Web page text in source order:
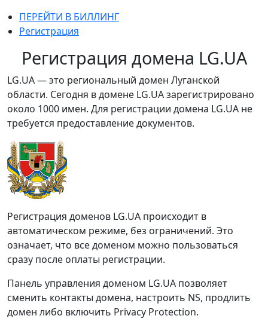
ПЕРЕЙТИ В БИЛЛИНГ
Регистрация
Регистрация домена LG.UA
LG.UA — это региональный домен Луганской
области. Сегодня в домене LG.UA зарегистрировано
около 1000 имен. Для регистрации домена LG.UA не
требуется предоставление документов.
Регистрация доменов LG.UA происходит в
автоматическом режиме, без ограничений. Это
означает, что все доменом можно пользоваться
сразу после оплаты регистрации.
Панель управления доменом LG.UA позволяет
сменить контакты домена, настроить NS, продлить
домен либо включить Privacy Protection.